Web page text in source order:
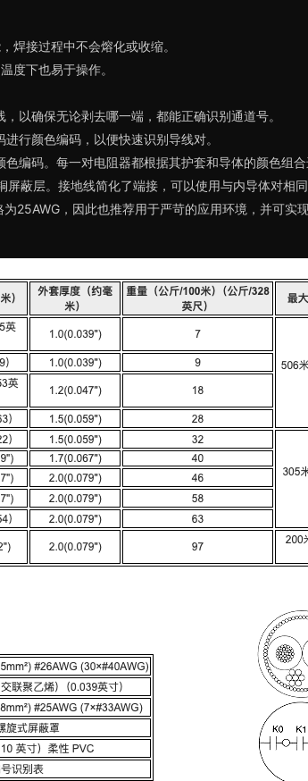
焊接过程中不会熔化或收缩。
度下也易于操作。
以确保无论剥去哪一端，都能正确识别通道号。
行颜色编码，以便快速识别导线对。
编码。每一对电阻器都根据其护套和导体的颜色组
蔽层。接地线简化了端接，可以使用与内导体对相
25AWG，因此也推荐用于严苛的应用环境，并可实